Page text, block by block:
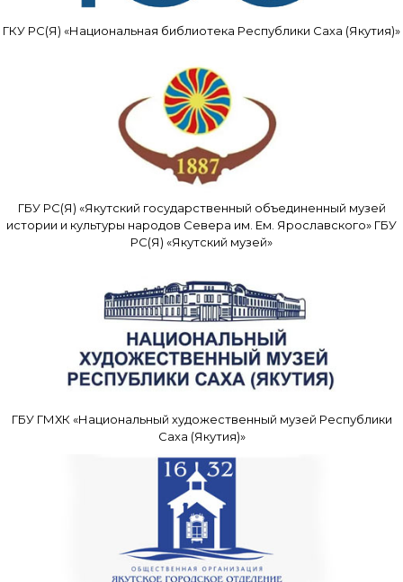
ГКУ РС(Я) «Национальная библиотека Республики Саха (Якутия)»
ГБУ РС(Я) «Якутский государственный объединенный музей
истории и культуры народов Севера им. Ем. Ярославского» ГБУ
РС(Я) «Якутский музей»
ГБУ ГМХК «Национальный художественный музей Республики
Саха (Якутия)»